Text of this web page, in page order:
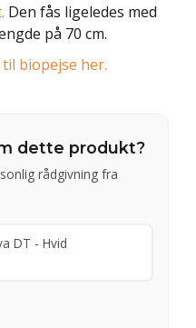
Den fås ligeledes med
på 70 cm.
biopejse her.
dette produkt?
rådgivning fra
DT - Hvid